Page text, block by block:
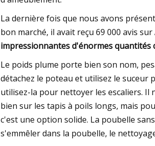
La dernière fois que nous avons
bon marché, il avait reçu 69 000 avis
impressionnantes d'énormes quantités
Le poids plume porte bien son nom,
détachez le poteau et utilisez le
utilisez-la pour nettoyer les escaliers. Il
bien sur les tapis à poils longs, mais
c'est une option solide. La poubelle
s'emmêler dans la poubelle, le